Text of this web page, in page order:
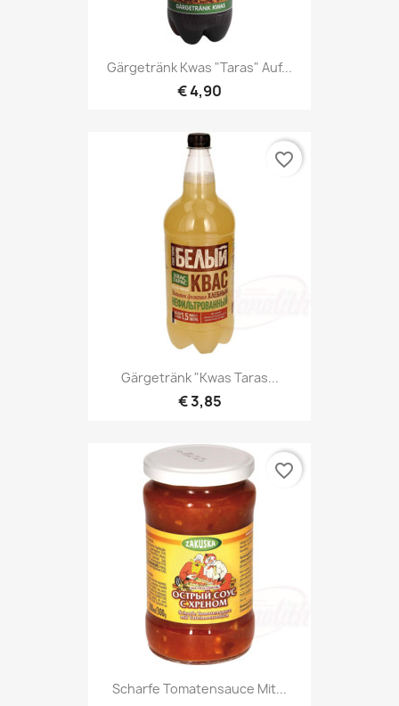
Gärgetränk Kwas "Taras" Auf...
€ 4,90
Gärgetränk "Kwas Taras...
€ 3,85
favorite_border
Scharfe Tomatensauce Mit...
favorite_border